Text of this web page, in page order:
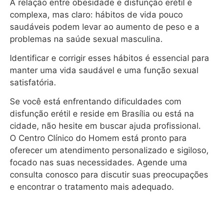
A relação entre obesidade e disfunção erétil é
complexa, mas claro: hábitos de vida pouco
saudáveis podem levar ao aumento de peso e a
problemas na saúde sexual masculina.
Identificar e corrigir esses hábitos é essencial para
manter uma vida saudável e uma função sexual
satisfatória.
Se você está enfrentando dificuldades com
disfunção erétil e reside em Brasília ou está na
cidade, não hesite em buscar ajuda profissional.
O Centro Clínico do Homem está pronto para
oferecer um atendimento personalizado e sigiloso,
focado nas suas necessidades. Agende uma
consulta conosco para discutir suas preocupações
e encontrar o tratamento mais adequado.